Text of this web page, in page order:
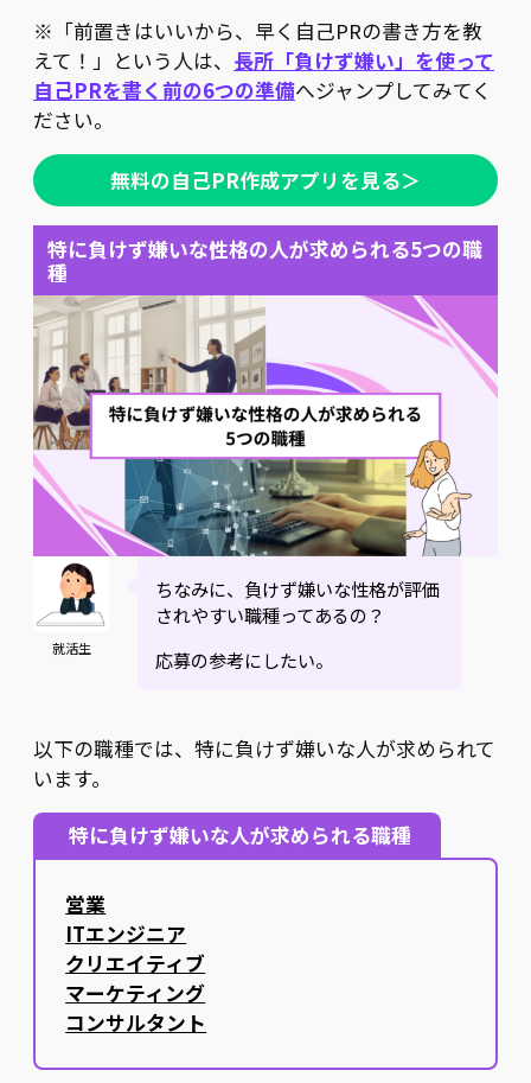
※ 「前置きはいいから、早く自己PRの書き方を教
えて！」という人は、 長所「負けず嫌い」を使って
自己PRを書く前の6つの準備へジャンプしてみてく
ださい。
無料の自己PR作成アプリを見る＞
特に負けず嫌いな性格の人が求められる5つの職
種
就活生
ちなみに、負けず嫌いな性格が評価
されやすい職種ってあるの？
応募の参考にしたい。
以下の職種では、特に負けず嫌いな人が求められて
います。
特に負けず嫌いな人が求められる職種
営業
ITエンジニア
クリエイティブ
マーケティング
コンサルタント